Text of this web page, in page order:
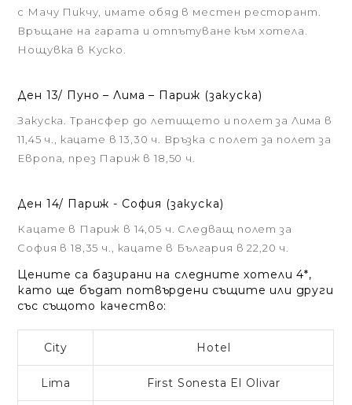
с Мачу Пикчу, имате обяд в местен ресторант.
Връщане на гарата и отпътуване към хотела.
Нощувка в Куско.
Ден 13/ Пуно – Лима – Париж (закуска)
Закуска. Трансфер до летището и полет за Лима в
11,45 ч., кацате в 13,30 ч. Връзка с полет за полет за
Европа, през Париж в 18,50 ч.
Ден 14/ Париж - София (закуска)
Кацате в Париж в 14,05 ч. Следващ полет за
София в 18,35 ч., кацате в България в 22,20 ч.
Цените са базирани на следните хотели 4*,
като ще бъдат потвърдени същите или други
със същото качество:
City Hotel
Lima First Sonesta El Olivar